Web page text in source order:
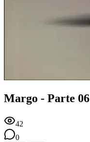
Margo - Parte 06
42
0